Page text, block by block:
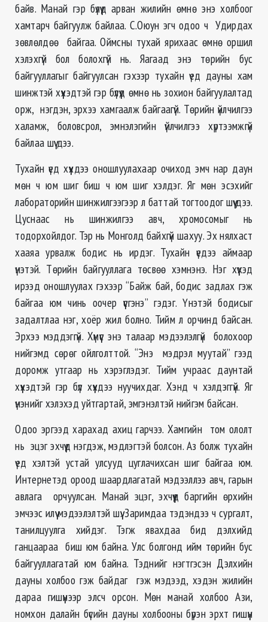
байв. Манай гэр бүлүүд арван жилийн өмнө энэ холбоог
хамтарч байгуулж байлаа. С.Оюун эгч одоо ч Удирдах
зөвлөлдөө байгаа. Оймсны тухай ярихаас өмнө оршил
хэлэхгүй бол болохгүй нь. Яагаад энэ төрийн бус
байгууллагыг байгуулсан гэхээр тухайн үед дауны хам
шинжтэй хүүхэдтэй гэр бүлүүд өмнө нь зохион байгуулалтад
орж, нэгдэн, эрхээ хамгаалж байгаагүй. Төрийн үйлчилгээ
халамж, боловсрол, эмнэлэгийн үйлчилгээ хүртээмжгүй
байлаа шүү дээ.
Тухайн үед хүүхдээ оношлуулахаар очиход эмч нар даун
мөн ч юм шиг биш ч юм шиг хэлдэг. Яг мөн эсэхийг
лабораторийн шинжилгээгээр л баттай тогтоодог шүү дээ.
Цуснаас нь шинжилгээ авч, хромосомыг нь
тодорхойлдог. Тэр нь Монголд байхгүй шахуу. Эх нялхаст
хааяа урвалж бодис нь ирдэг. Тухайн үедээ аймаар
үнэтэй. Төрийн байгууллага төсвөө хэмнэнэ. Нэг хүүхэд
ирээд оношлуулах гэхээр “Байж бай, бодис задлах гэж
байгаа юм чинь оочер үүсгэнэ” гэдэг. Үнэтэй бодисыг
задалтлаа нэг, хоёр жил болно. Тийм л орчинд байсан.
Эрхээ мэддэггүй. Хүмүүс энэ талаар мэдээлэлгүй болохоор
нийгэмд сөрөг ойлголттой. “Энэ мэдрэл муутай” гээд
доромж утгаар нь хэрэглэдэг. Тийм учраас даунтай
хүүхэдтэй гэр бүл хүүхдээ нуучихдаг. Хэнд ч хэлдэггүй. Яг
үнэнийг хэлэхэд уйтгартай, эмгэнэлтэй нийгэм байсан.
Одоо эргээд харахад ахиц гарчээ. Хамгийн том ололт
нь эцэг эхчүүд нэгдэж, мэдлэгтэй болсон. Аз болж тухайн
үед хэлтэй устай улсууд цуглачихсан шиг байгаа юм.
Интернетэд ороод шаардлагатай мэдээллээ авч, гарын
авлага орчуулсан. Манай эцэг, эхчүүд баргийн өрхийн
эмчээс илүү мэдээлэлтэй шүү. Заримдаа тэдэндээ ч сургалт,
танилцуулга хийдэг. Тэгж явахдаа бид дэлхийд
ганцаараа биш юм байна. Улс болгонд ийм төрийн бус
байгууллагатай юм байна. Тэднийг нэгтгэсэн Дэлхийн
дауны холбоо гэж байдаг гэж мэдээд, хэдэн жилийн
дараа гишүүнээр элсч орсон. Мөн манай холбоо Ази,
номхон далайн бүсийн дауны холбооны бүрэн эрхт гишүүн